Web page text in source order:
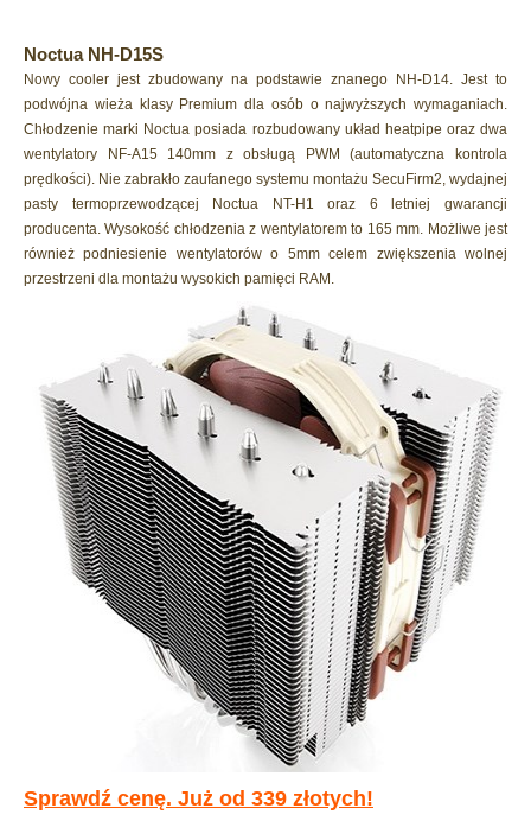
Noctua NH-D15S
Nowy cooler jest zbudowany na podstawie znanego NH-D14. Jest to
podwójna wieża klasy Premium dla osób o najwyższych wymaganiach.
Chłodzenie marki Noctua posiada rozbudowany układ heatpipe oraz dwa
wentylatory NF-A15 140mm z obsługą PWM (automatyczna kontrola
prędkości). Nie zabrakło zaufanego systemu montażu SecuFirm2, wydajnej
pasty termoprzewodzącej Noctua NT-H1 oraz 6 letniej gwarancji
producenta. Wysokość chłodzenia z wentylatorem to 165 mm. Możliwe jest
również podniesienie wentylatorów o 5mm celem zwiększenia wolnej
przestrzeni dla montażu wysokich pamięci RAM.
Sprawdź cenę. Już od 339 złotych!